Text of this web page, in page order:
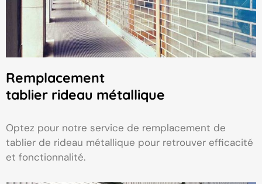
Remplacement
tablier rideau métallique
Optez pour notre service de remplacement de
tablier de rideau métallique pour retrouver efficacité
et fonctionnalité.